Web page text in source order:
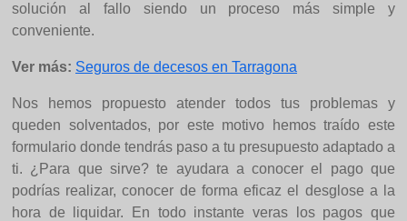
solución al fallo siendo un proceso más simple y
conveniente.
Ver más: Seguros de decesos en Tarragona
Nos hemos propuesto atender todos tus problemas y
queden solventados, por este motivo hemos traído este
formulario donde tendrás paso a tu presupuesto adaptado a
ti. ¿Para que sirve? te ayudara a conocer el pago que
podrías realizar, conocer de forma eficaz el desglose a la
hora de liquidar. En todo instante veras los pagos que